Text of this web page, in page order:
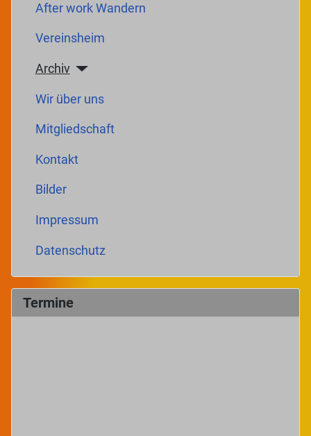
After work Wandern
Vereinsheim
Archiv
Wir über uns
Mitgliedschaft
Kontakt
Bilder
Impressum
Datenschutz
Termine